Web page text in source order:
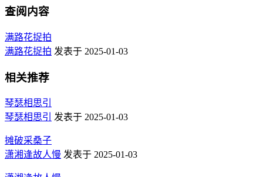
查阅内容
满路花捉拍
满路花捉拍 发表于 2025-01-03
相关推荐
琴瑟相思引
琴瑟相思引
发表于 2025-01-03
摊破采桑子
潇湘逢故人慢 发表于 2025-01-03